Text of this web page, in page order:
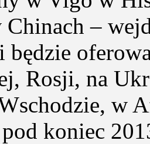
–
będzie
Rosji, na
w
koniec